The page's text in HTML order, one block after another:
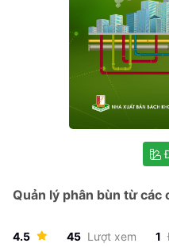
Quản lý phân bùn từ
4.5 45 Lượt xem 1